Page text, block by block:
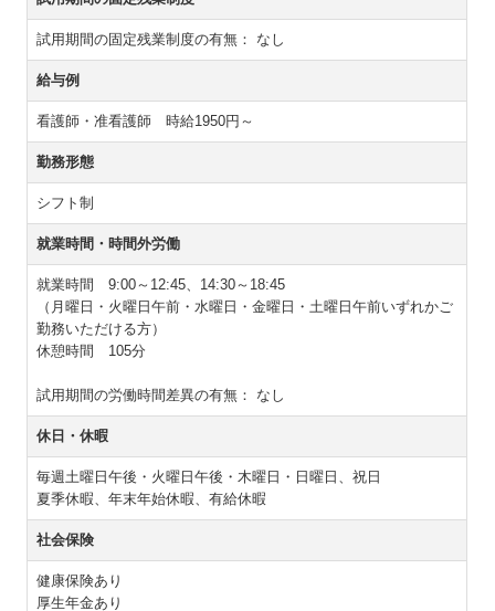
試用期間の固定残業制度の有無： なし
給与例
看護師・准看護師 時給1950円～
勤務形態
シフト制
就業時間・時間外労働
就業時間 9:00～12:45、14:30～18:45
（月曜日・火曜日午前・水曜日・金曜日・土曜日午前いずれかご
勤務いただける方）
休憩時間 105分
試用期間の労働時間差異の有無： なし
休日・休暇
毎週土曜日午後・火曜日午後・木曜日・日曜日、祝日
夏季休暇、年末年始休暇、有給休暇
社会保険
健康保険あり
厚生年金あり